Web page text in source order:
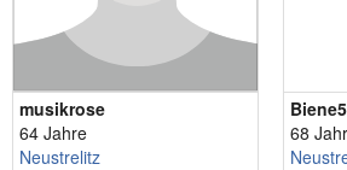
musikrose
64 Jahre
Neustrelitz
68